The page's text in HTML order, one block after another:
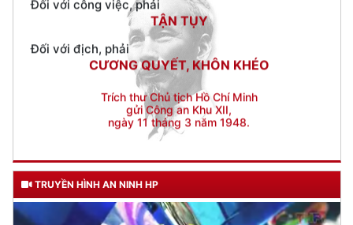
CƯƠNG QUYẾT, KHÔN KHÉO
Trích thư Chủ tịch Hồ Chí Minh
gửi Công an Khu XII,
ngày 11 tháng 3 năm 1948.
TRUYỀN HÌNH AN NINH HP